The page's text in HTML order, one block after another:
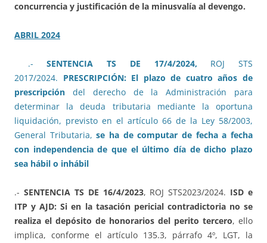
concurrencia y justificación de la minusvalía al devengo.
ABRIL 2024
.-SENTENCIA TS DE 17/4/2024, ROJ STS
2017/2024. PRESCRIPCIÓN: El plazo de cuatro años de
prescripción del derecho de la Administración para
determinar la deuda tributaria mediante la oportuna
liquidación, previsto en el artículo 66 de la Ley 58/2003,
General Tributaria,se ha de computar de fecha a fecha
con independencia de que el último día de dicho plazo
sea hábil o inhábil
.- SENTENCIA TS DE 16/4/2023, ROJ STS2023/2024. ISD e
ITP y AJD: Si en la tasación pericial contradictoria no se
realiza el depósito de honorarios del perito tercero, ello
implica, conforme el artículo 135.3, párrafo 4º, LGT, la